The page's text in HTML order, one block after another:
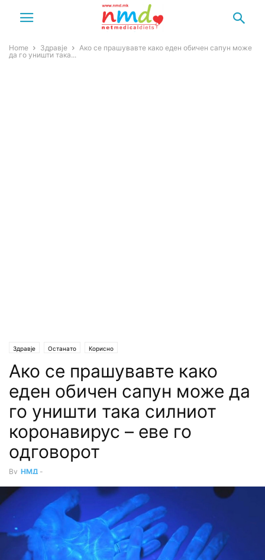
Home Здравје
Ако се прашувавте како еден обичен сапун може
да го уништи така...
Здравје Останато Корисно
Ако се прашувавте како
еден обичен сапун може да
го уништи така силниот
коронавирус – еве го
одговорот
By НМД -